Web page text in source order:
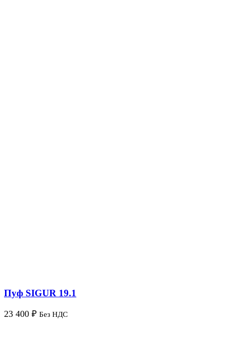
Пуф SIGUR 19.1
23 400 ₽ Без НДС